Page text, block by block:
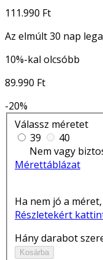
111.990 Ft
Az elmúlt 30 nap
10%-kal olcsóbb
89.990 Ft
-20%
Válassz méretet
39
40
Nem vagy
Mérettáblázat
Ha nem jó a
Részletekért
Hány darabot
Kosárba